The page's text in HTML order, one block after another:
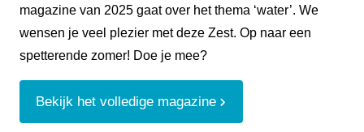
magazine van 2025 gaat over het thema ‘water’. We
wensen je veel plezier met deze Zest. Op naar een
spetterende zomer! Doe je mee?
Bekijk het volledige magazine